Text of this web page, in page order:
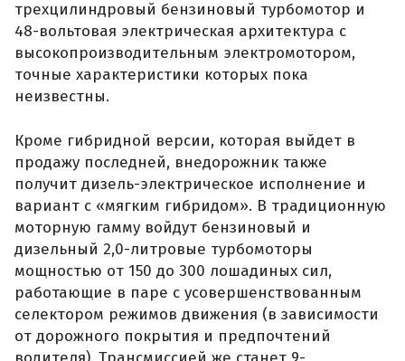
трехцилиндровый бензиновый турбомотор и
48-вольтовая электрическая архитектура с
высокопроизводительным электромотором,
точные характеристики которых пока
неизвестны.
Кроме гибридной версии, которая выйдет в
продажу последней, внедорожник также
получит дизель-электрическое исполнение и
вариант с «мягким гибридом». В традиционную
моторную гамму войдут бензиновый и
дизельный 2,0-литровые турбомоторы
мощностью от 150 до 300 лошадиных сил,
работающие в паре с усовершенствованным
селектором режимов движения (в зависимости
от дорожного покрытия и предпочтений